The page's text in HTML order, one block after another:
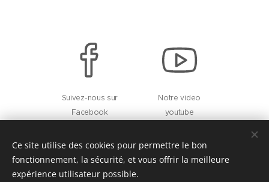
Suivez-nous sur
Facebook
Notre video
youtube
Tantra de Soie - Entreprise individuelle - Massage bien-être à domicile à
Ce site utilise des cookies pour permettre le bon
fonctionnement, la sécurité, et vous offrir la meilleure
expérience utilisateur possible.